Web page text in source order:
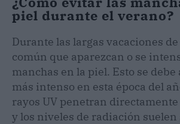
piel durante el verano?
Durante las largas vacaciones
común que aparezcan o se
manchas en la piel. Esto se debe
más intenso en esta época del
rayos UV penetran
y los niveles de radiación suelen